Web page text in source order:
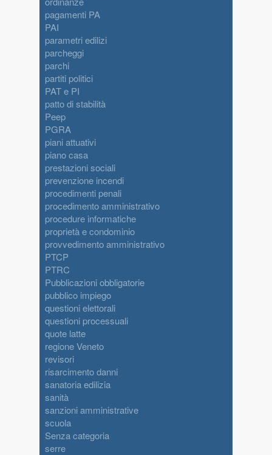
pagamenti PA
PAI
parametri edilizi
parcheggi
parchi
partiti politici
PAT e PI
patto di stabilità
Peep
PGRA
piani attuativi
piano casa
prestazioni sociali
prevenzione incendi
procedimenti penali
procedimento amministrativo
procedure informatiche
proprietà e condominio
provvedimento amministrativo
PTCP
PTRC
Pubblicazioni obbligatorie
pubblico impiego
questioni elettorali
questioni processuali
quote latte
regione Veneto
revisori
risarcimento danni
sanatoria edilizia
sanità
sanzioni amministrative
scuola
Senza categoria
serre